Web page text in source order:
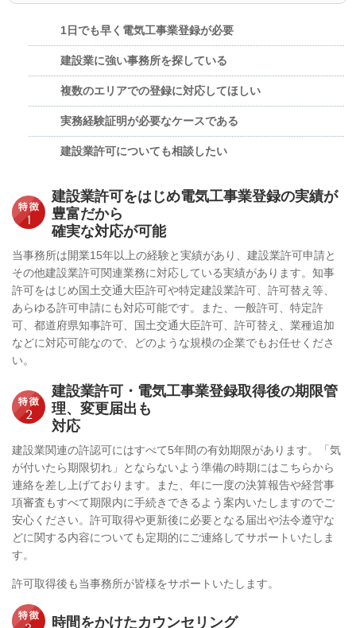
1日でも早く電気工事業登録が必要
建設業に強い事務所を探している
複数のエリアでの登録に対応してほしい
実務経験証明が必要なケースである
建設業許可についても相談したい
建設業許可をはじめ電気工事業登録の実績が
豊富だから
確実な対応が可能
当事務所は開業15年以上の経験と実績があり、建設業許可申請と
その他建設業許可関連業務に対応している実績があります。知事
許可をはじめ国土交通大臣許可や特定建設業許可、許可替え等、
あらゆる許可申請にも対応可能です。
また、一般許可、特定許
可、都道府県知事許可、国土交通大臣許可、許可替え、業種追加
などに対応可能なので、どのような規模の企業でもお任せくださ
い。
建設業許可・電気工事業登録取得後の期限管
理、変更届出も
対応
建設業関連の許認可にはすべて5年間の有効期限があります。「気
が付いたら期限切れ」とならないよう準備の時期にはこちらから
連絡を差し上げております。また、年に一度の決算報告や経営事
項審査もすべて期限内に手続きできるよう案内いたしますのでご
安心ください。 許可取得や更新後に必要となる届出や法令遵守な
どに関する内容についても定期的にご連絡してサポートいたしま
す。
許可取得後も当事務所が皆様をサポートいたします。
時間をかけたカウンセリング